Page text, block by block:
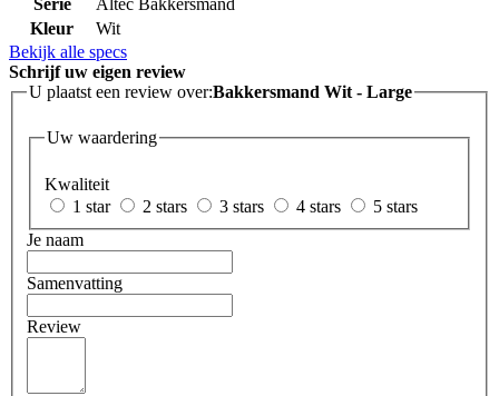
Kleur
Wit
Bekijk alle specs
Schrijf uw eigen review
U plaatst een review over:Bakkersmand Wit - Large
Uw waardering
Kwaliteit
1 star
2 stars 3 stars 4 stars
5 stars
Je naam
Samenvatting
Review